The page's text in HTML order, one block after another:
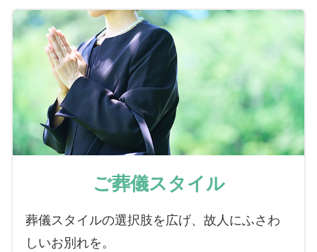
ご葬儀スタイル
葬儀スタイルの選択肢を広げ、故人にふさわ
しいお別れを。